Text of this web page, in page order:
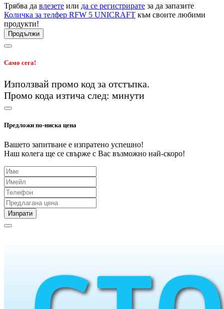
Трябва да влезете или да се регистрирате за да запазите
Количка за телфер RFW 5 UNICRAFT към своите любими
продукти!
Продължи
Само сега!
Използвай промо код за отстъпка.
Промо кода изтича след: минути
Предложи по-ниска цена
Вашето запитване е изпратено успешно!
Наш колега ще се свърже с Вас възможно най-скоро!
Изпрати